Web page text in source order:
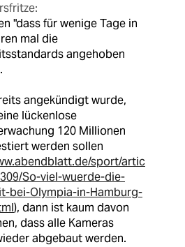
"dass für wenige Tage in
mal die
angehoben
angekündigt wurde,
lückenlose
120 Millionen
werden sollen
sport/artic
So-viel-wuerde-die-
bei-Olympia-in-Hamburg-
), dann ist kaum davon
dass alle Kameras
abgebaut werden.